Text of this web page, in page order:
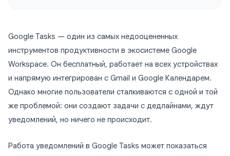
Google Tasks — один из самых недооцененных
инструментов продуктивности в экосистеме Google
Workspace. Он бесплатный, работает на всех устройствах
и напрямую интегрирован с Gmail и Google Календарем.
Однако многие пользователи сталкиваются с одной и той
же проблемой: они создают задачи с дедлайнами, ждут
уведомлений, но ничего не происходит.
Работа уведомлений в Google Tasks может показаться